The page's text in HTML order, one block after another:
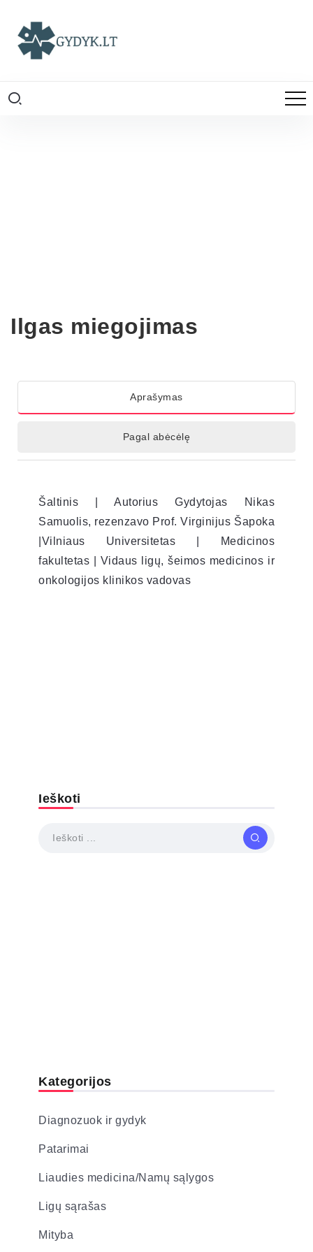
Ilgas miegojimas
Aprašymas
Pagal abėcėlę
Šaltinis | Autorius Gydytojas Nikas
Samuolis, rezenzavo Prof. Virginijus Šapoka
|Vilniaus Universitetas | Medicinos
fakultetas | Vidaus ligų, šeimos medicinos ir
onkologijos klinikos vadovas
Ieškoti
Kategorijos
Diagnozuok ir gydyk
Patarimai
Liaudies medicina/Namų sąlygos
Ligų sąrašas
Mityba